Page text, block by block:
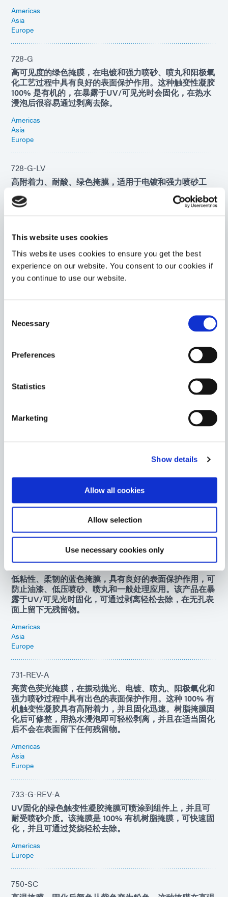
This website uses cookies
This website uses cookies to ensure you get the best
experience on our website. You consent to our cookies if
you continue to use our website.
Selection
Necessary
Preferences
Statistics
Marketing
Show details
Allow all cookies
Allow selection
Use necessary cookies only
Americas
Asia
Europe
728-G
高可见度的绿色掩膜，在电镀和强力喷砂、喷丸和阳极氧
化工艺过程中具有良好的表面保护作用。这种触变性凝胶
100% 是有机的，在暴露于UV/可见光时会固化，在热水
浸泡后很容易通过剥离去除。
Americas
Asia
Europe
728-G-LV
高附着力、耐酸、绿色掩膜，适用于电镀和强力喷砂工
超声波浴后很容易去除。
Europe
730-BT
UV/可见光固化的 100% 有机蓝色掩膜可在化学研磨和恶
Americas
UV/可见光固化蓝色掩膜可在严苛的化学环境工艺中提供
7502
UV/可见光固化保护树脂可按需固化，保护车辆引擎盖下
的铝制部件免受腐蚀性液体、湿气和盐分的侵害。
Europe
740-BT
低粘性、柔韧的蓝色掩膜，具有良好的表面保护作用，可
防止油漆、低压喷砂、喷丸和一般处理应用。该产品在暴
露于UV/可见光时固化，可通过剥离轻松去除，在无孔表
面上留下无残留物。
Americas
Asia
Europe
731-REV-A
亮黄色荧光掩膜，在振动抛光、电镀、喷丸、阳极氧化和
强力喷砂过程中具有出色的表面保护作用。这种 100% 有
机触变性凝胶具有高附着力，并且固化迅速。树脂掩膜固
化后可修整，用热水浸泡即可轻松剥离，并且在适当固化
后不会在表面留下任何残留物。
Americas
Asia
Europe
733-G-REV-A
UV固化的绿色触变性凝胶掩膜可喷涂到组件上，并且可
耐受喷砂介质。该掩膜是 100% 有机树脂掩膜，可快速固
化，并且可通过焚烧轻松去除。
Americas
Europe
750-SC